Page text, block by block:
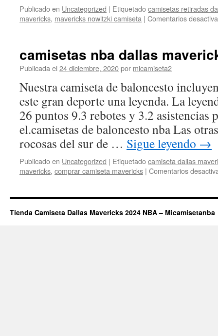
Publicado en Uncategorized | Etiquetadocamisetas retiradas
mavericks, mavericks nowitzki camiseta | Comentarios
camisetas nba dallas
Publicada el 24 diciembre, 2020por micamiseta2
Nuestra camiseta de baloncesto
este gran deporte una leyenda. La
26 puntos 9.3 rebotes y 3.2
el.camisetas de baloncesto nba Las
rocosas del sur de … Sigue leyendo →
Publicado en Uncategorized | Etiquetadocamiseta dallas
mavericks, comprar camiseta mavericks | Comentarios
Tienda Camiseta Dallas Mavericks 2024 NBA – Micamisetanba